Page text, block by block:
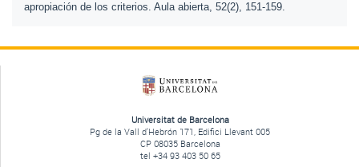
apropiación de los criterios. Aula abierta, 52(2), 151-159.
Universitat de Barcelona
Pg de la Vall d'Hebrón 171, Edifici Llevant 005
CP 08035 Barcelona
tel +34 93 403 50 65